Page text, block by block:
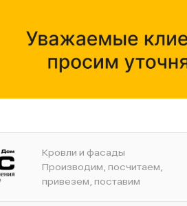
Кровли и фасады
Производим, посчитаем,
привезем, поставим